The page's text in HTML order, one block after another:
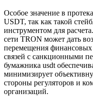
Особое значение в
USDT, так как такой
инструментом для
сети TRON может дать
перемещения финансовых
связей с санкционными
бумажника usdt
минимизирует
стороны регуляторов и
организаций.